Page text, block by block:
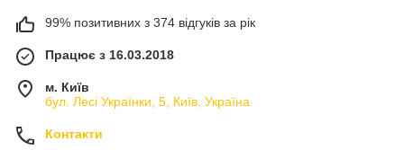
99% позитивних з 374 відгуків за рік
Працює з 16.03.2018
м. Київ
бул. Лесі Українки, 5, Київ, Україна
Контакти